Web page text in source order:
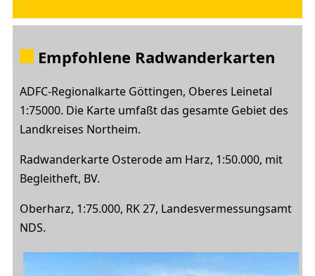
Empfohlene Radwanderkarten
ADFC-Regionalkarte Göttingen, Oberes Leinetal
1:75000. Die Karte umfaßt das gesamte Gebiet des
Landkreises Northeim.
Radwanderkarte Osterode am Harz, 1:50.000, mit
Begleitheft, BV.
Oberharz, 1:75.000, RK 27, Landesvermessungsamt
NDS.